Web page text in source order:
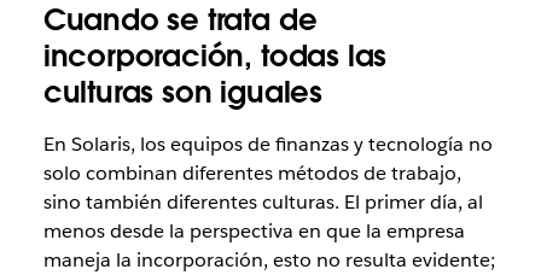
Cuando se trata de
incorporación, todas las
culturas son iguales
En Solaris, los equipos de finanzas y tecnología no
solo combinan diferentes métodos de trabajo,
sino también diferentes culturas. El primer día, al
menos desde la perspectiva en que la empresa
maneja la incorporación, esto no resulta evidente;